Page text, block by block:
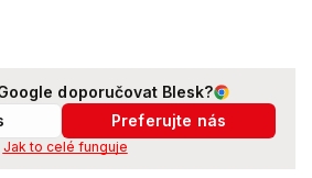
doporučovat Blesk?
Preferujte nás
Jak to celé funguje